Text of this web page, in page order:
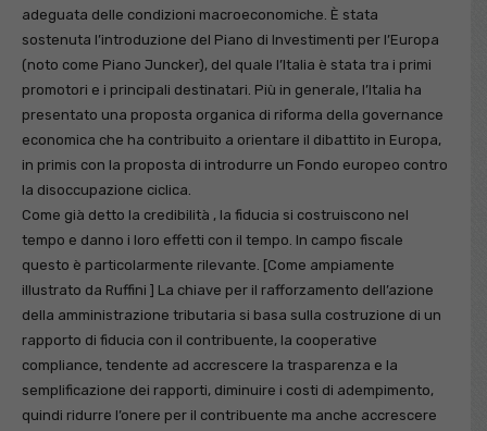
adeguata delle condizioni macroeconomiche. È stata
sostenuta l’introduzione del Piano di Investimenti per l’Europa
(noto come Piano Juncker), del quale l’Italia è stata tra i primi
promotori e i principali destinatari. Più in generale, l’Italia ha
presentato una proposta organica di riforma della governance
economica che ha contribuito a orientare il dibattito in Europa,
in primis con la proposta di introdurre un Fondo europeo contro
la disoccupazione ciclica.
Come già detto la credibilità , la fiducia si costruiscono nel
tempo e danno i loro effetti con il tempo. In campo fiscale
questo è particolarmente rilevante. [Come ampiamente
illustrato da Ruffini ] La chiave per il rafforzamento dell’azione
della amministrazione tributaria si basa sulla costruzione di un
rapporto di fiducia con il contribuente, la cooperative
compliance, tendente ad accrescere la trasparenza e la
semplificazione dei rapporti, diminuire i costi di adempimento,
quindi ridurre l’onere per il contribuente ma anche accrescere